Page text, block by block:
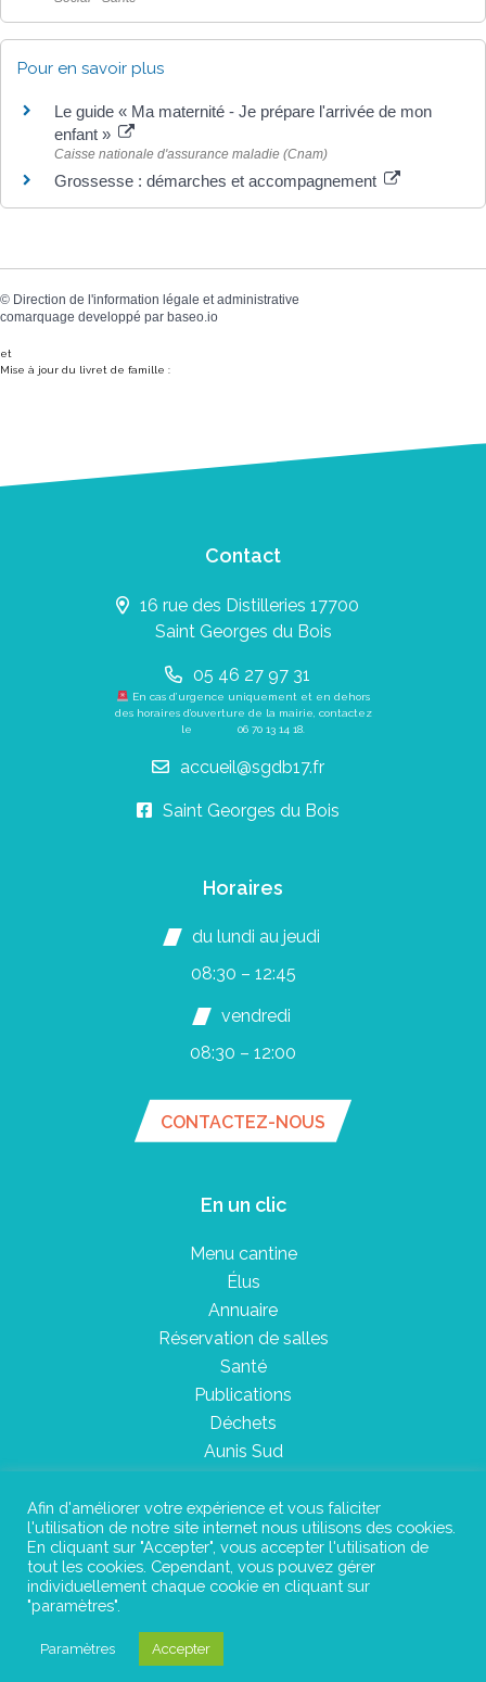
Pour en savoir plus
Le guide « Ma maternité - Je prépare l'arrivée de mon
enfant »
Caisse nationale d'assurance maladie (Cnam)
Grossesse : démarches et accompagnement
© Direction de l'information légale et administrative
comarquage developpé par baseo.io
et
Mise à jour du livret de famille :
Contact
16 rue des Distilleries 17700
Saint Georges du Bois
05 46 27 97 31
En cas d’urgence uniquement et en dehors
des horaires d’ouverture de la mairie, contactez
le 06 70 13 14 18
accueil@sgdb17.fr
Saint Georges du Bois
Horaires
du lundi au jeudi
08:30 – 12:45
vendredi
08:30 – 12:00
CONTACTEZ-NOUS
En un clic
Menu cantine
Élus
Annuaire
Réservation de salles
Santé
Publications
Déchets
Aunis Sud
Plan du site
Mentions légales
©Instant Urbain
Afin d'améliorer votre expérience et vous faliciter
l'utilisation de notre site internet nous utilisons des cookies.
En cliquant sur "Accepter", vous accepter l'utilisation de
tout les cookies. Cependant, vous pouvez gérer
individuellement chaque cookie en cliquant sur
"paramètres".
Paramètres Accepter